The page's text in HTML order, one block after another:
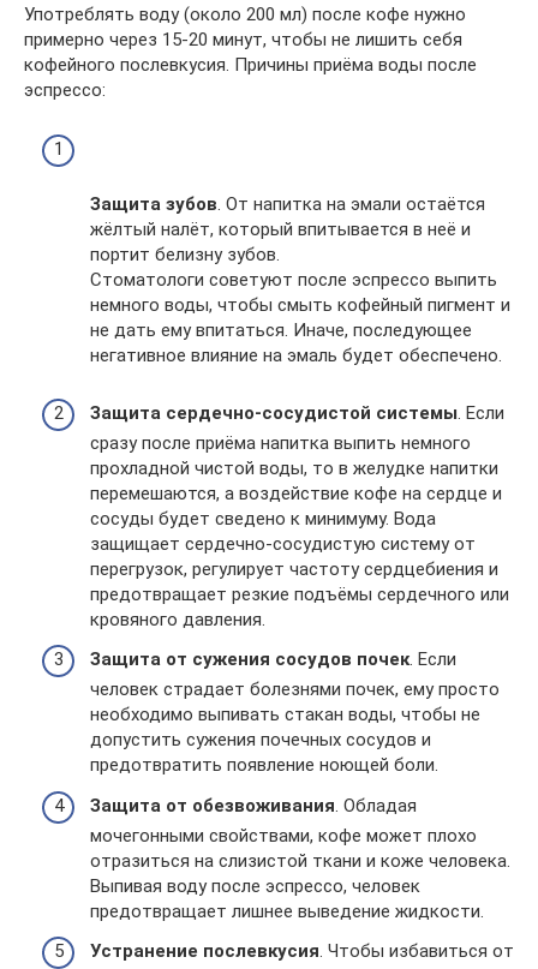
Употреблять воду (около 200 мл) после кофе нужно
примерно через 15-20 минут, чтобы не лишить себя
кофейного послевкусия. Причины приёма воды после
эспрессо:
Защита зубов. От напитка на эмали остаётся
жёлтый налёт, который впитывается в неё и
портит белизну зубов.
Стоматологи советуют после эспрессо выпить
немного воды, чтобы смыть кофейный пигмент и
не дать ему впитаться. Иначе, последующее
негативное влияние на эмаль будет обеспечено.
Защита сердечно-сосудистой системы. Если
сразу после приёма напитка выпить немного
прохладной чистой воды, то в желудке напитки
перемешаются, а воздействие кофе на сердце и
сосуды будет сведено к минимуму. Вода
защищает сердечно-сосудистую систему от
перегрузок, регулирует частоту сердцебиения и
предотвращает резкие подъёмы сердечного или
кровяного давления.
Защита от сужения сосудов почек. Если
человек страдает болезнями почек, ему просто
необходимо выпивать стакан воды, чтобы не
допустить сужения почечных сосудов и
предотвратить появление ноющей боли.
Защита от обезвоживания. Обладая
мочегонными свойствами, кофе может плохо
отразиться на слизистой ткани и коже человека.
Выпивая воду после эспрессо, человек
предотвращает лишнее выведение жидкости.
Устранение послевкусия. Чтобы избавиться от